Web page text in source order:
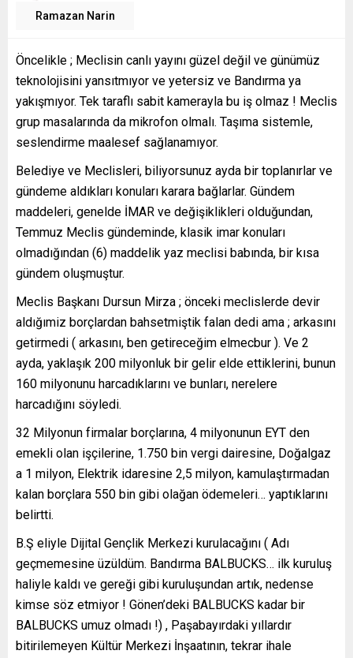
Ramazan Narin
Öncelikle ; Meclisin canlı yayını güzel değil ve günümüz
teknolojisini yansıtmıyor ve yetersiz ve Bandırma ya
yakışmıyor. Tek taraflı sabit kamerayla bu iş olmaz ! Meclis
grup masalarında da mikrofon olmalı. Taşıma sistemle,
seslendirme maalesef sağlanamıyor.
Belediye ve Meclisleri, biliyorsunuz ayda bir toplanırlar ve
gündeme aldıkları konuları karara bağlarlar. Gündem
maddeleri, genelde İMAR ve değişiklikleri olduğundan,
Temmuz Meclis gündeminde, klasik imar konuları
olmadığından (6) maddelik yaz meclisi babında, bir kısa
gündem oluşmuştur.
Meclis Başkanı Dursun Mirza ; önceki meclislerde devir
aldığımiz borçlardan bahsetmiştik falan dedi ama ; arkasını
getirmedi ( arkasını, ben getireceğim elmecbur ). Ve 2
ayda, yaklaşık 200 milyonluk bir gelir elde ettiklerini, bunun
160 milyonunu harcadıklarını ve bunları, nerelere
harcadığını söyledi.
32 Milyonun firmalar borçlarına, 4 milyonunun EYT den
emekli olan işçilerine, 1.750 bin vergi dairesine, Doğalgaz
a 1 milyon, Elektrik idaresine 2,5 milyon, kamulaştırmadan
kalan borçlara 550 bin gibi olağan ödemeleri… yaptıklarını
belirtti.
B.Ş eliyle Dijital Gençlik Merkezi kurulacağını ( Adı
geçmemesine üzüldüm. Bandırma BALBUCKS… ilk kuruluş
haliyle kaldı ve gereği gibi kuruluşundan artık, nedense
kimse söz etmiyor ! Gönen’deki BALBUCKS kadar bir
BALBUCKS umuz olmadı !) , Paşabayırdaki yıllardır
bitirilemeyen Kültür Merkezi İnşaatının, tekrar ihale